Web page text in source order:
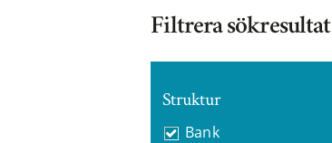
Filtrera sökresultat
Struktur
Bank